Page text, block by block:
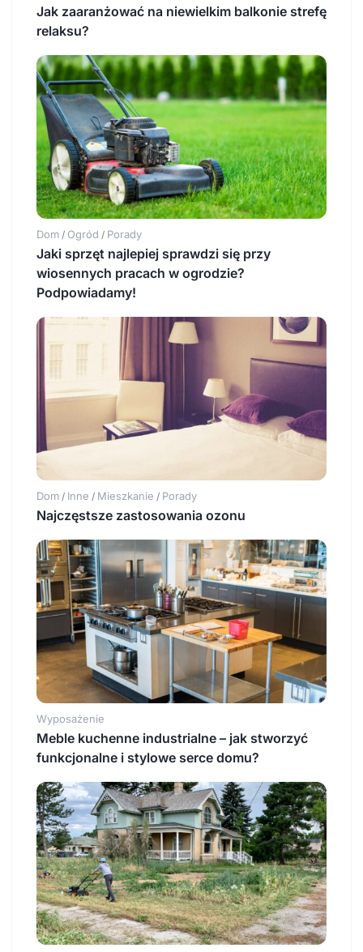
Jak zaaranżować na niewielkim balkonie strefę
relaksu?
Dom / Ogród / Porady
Jaki sprzęt najlepiej sprawdzi się przy
wiosennych pracach w ogrodzie?
Podpowiadamy!
Dom / Inne / Mieszkanie / Porady
Najczęstsze zastosowania ozonu
Wyposażenie
Meble kuchenne industrialne – jak stworzyć
funkcjonalne i stylowe serce domu?